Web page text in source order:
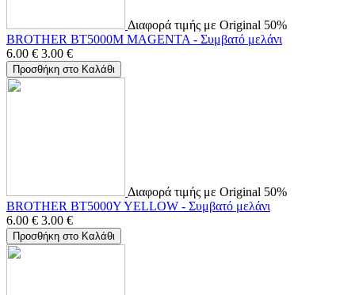
Διαφορά τιμής με Original 50%
BROTHER BT5000M MAGENTA - Συμβατό μελάνι
6.00 € 3.00 €
Προσθήκη στο Καλάθι
Διαφορά τιμής με Original 50%
BROTHER BT5000Y YELLOW - Συμβατό μελάνι
6.00 € 3.00 €
Προσθήκη στο Καλάθι